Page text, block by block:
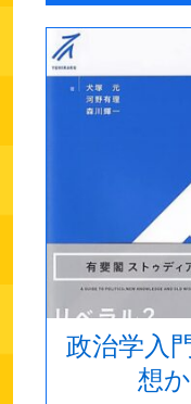
政治学入
想